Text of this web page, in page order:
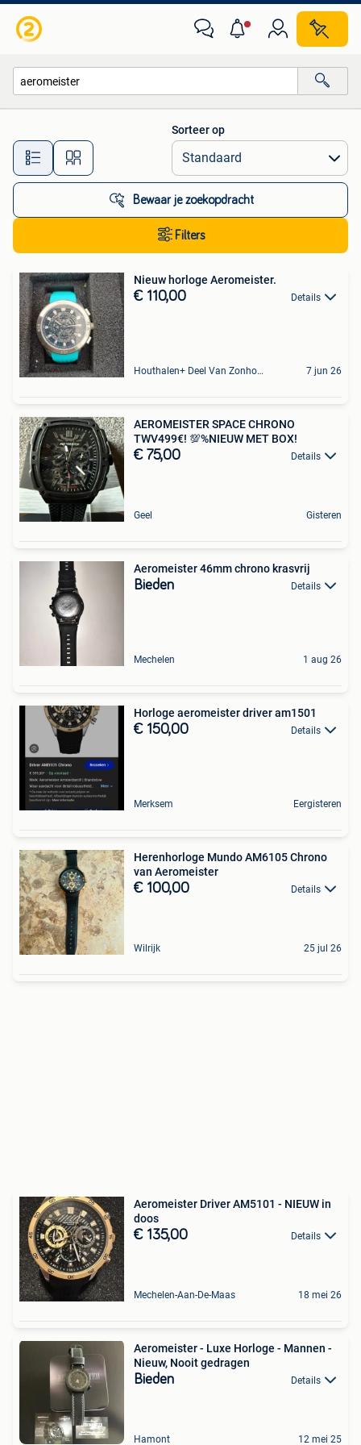
Alle afstanden…
Sorteer op
Bewaar je zoekopdracht
Filters
Nieuw horloge Aeromeister.
€ 110,00 Details
Houthalen+ Deel Van Zonhoven En Zolder 7 jun 26
AEROMEISTER SPACE CHRONO
TWV499€! 💯%NIEUW MET BOX!
€ 75,00 Details
Geel Gisteren
Aeromeister 46mm chrono krasvrij
Bieden Details
Mechelen 1 aug 26
Horloge aeromeister driver am1501
€ 150,00 Details
Merksem Eergisteren
Herenhorloge Mundo AM6105 Chrono
van Aeromeister
€ 100,00 Details
Wilrijk 25 jul 26
Aeromeister Driver AM5101 - NIEUW in
doos
€ 135,00 Details
Mechelen-Aan-De-Maas 18 mei 26
Aeromeister - Luxe Horloge - Mannen -
Nieuw, Nooit gedragen
Bieden Details
Hamont 12 mei 25